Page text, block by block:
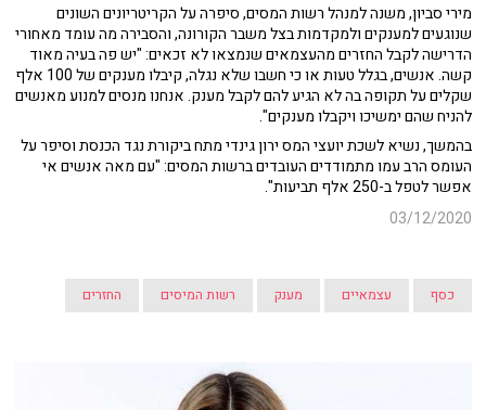
מירי סביון, משנה למנהל רשות המסים, סיפרה על הקריטריונים השונים
שנוגעים למענקים ולמקדמות בצל משבר הקורונה, והסבירה מה עומד מאחורי
הדרישה לקבל החזרים מהעצמאים שנמצאו לא זכאים: "יש פה בעיה מאוד
קשה. אנשים, בגלל טעות או כי חשבו שלא נגלה, קיבלו מענקים של 100 אלף
שקלים על תקופה בה לא הגיע להם לקבל מענק. אנחנו מנסים למנוע מאנשים
להניח שהם ימשיכו ויקבלו מענקים".
בהמשך, נשיא לשכת יועצי המס ירון גינדי מתח ביקורת נגד הכנסת וסיפר על
העומס הרב עמו מתמודדים העובדים ברשות המסים: "עם מאה אנשים אי
אפשר לטפל ב-250 אלף תביעות".
03/12/2020
כסף עצמאיים מענק רשות המיסים החזרים